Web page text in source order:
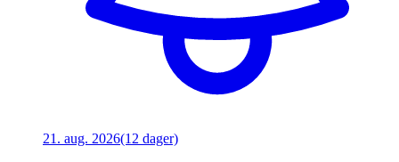
21. aug. 2026(12 dager)